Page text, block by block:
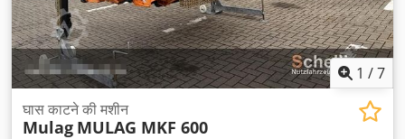
1 /7
घास काटने की मशीन
Mulag MULAG MKF 600